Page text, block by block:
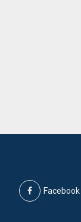
Facebook